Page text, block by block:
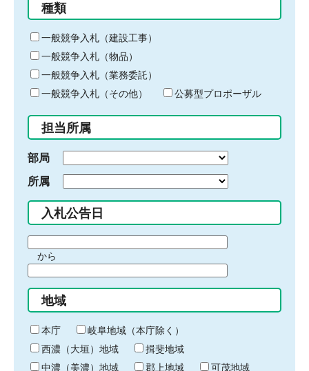
る
キ
ー
ワ
ー
ド
入
力
種類
一般競争入札（建設工事）
一般競争入札（物品）
一般競争入札（業務委託）
一般競争入札（その他）
公募型プロポーザル
担当所属
部局
所属
入札公告日
間
始
り
から
間
終
わ
り
地域
本庁
岐阜地域（本庁除く）
西濃（大垣）地域
揖斐地域
中濃（美濃）地域
郡上地域
可茂地域